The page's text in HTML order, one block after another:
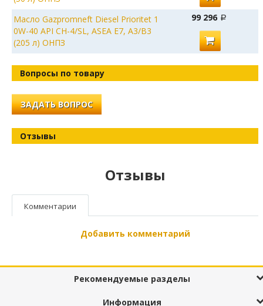
Масло Gazpromneft Diesel Prioritet 1
0W-40 API CH-4/SL, ASEA E7, A3/B3
(205 л) ОНПЗ
99 296
Вопросы по товару
ЗАДАТЬ ВОПРОС
Отзывы
Отзывы
Комментарии
Добавить комментарий
Рекомендуемые разделы
Информация